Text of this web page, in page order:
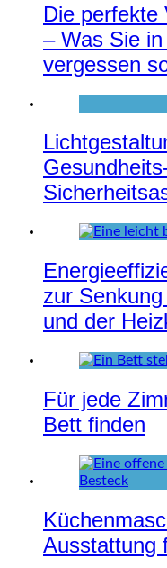
Die perfekte
– Was Sie
vergessen
zur
und der
Für jede
Bett finden
Ausstattung